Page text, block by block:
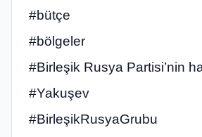
#bütçe
#bölgeler
#Birleşik Rusya Partisi’nin
#Yakuşev
#BirleşikRusyaGrubu